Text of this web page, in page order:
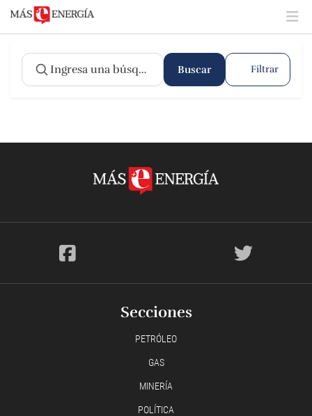
Buscar Filtrar
Secciones
PETRÓLEO
GAS
MINERÍA
POLÍTICA